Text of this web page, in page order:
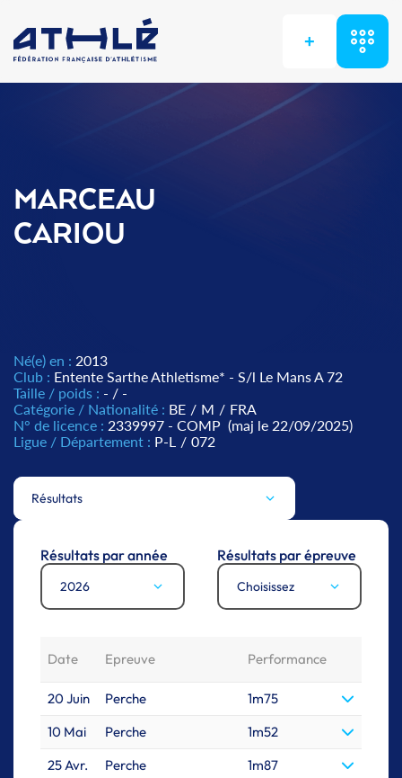
+
MARCEAU
CARIOU
Né(e) en : 2013
Club : Entente Sarthe Athletisme* - S/l Le Mans A 72
Taille / poids : - / -
Catégorie / Nationalité : BE / M / FRA
N° de licence : 2339997 - COMP (maj le 22/09/2025)
Ligue / Département : P-L / 072
Résultats
Résultats par année
2026
Résultats par épreuve
Choisissez
Date Epreuve Performance
20 Juin Perche
1m75
10 Mai
Perche
1m52
25 Avr.
Perche
1m87